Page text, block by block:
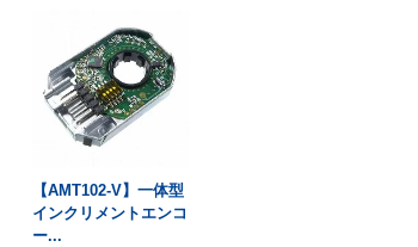
【AMT102-V】一体型
インクリメントエンコ
ー...